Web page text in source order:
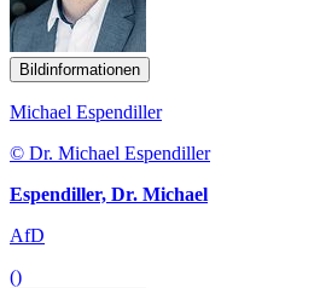
Bildinformationen
Michael Espendiller
© Dr. Michael Espendiller
Espendiller, Dr. Michael
AfD
()